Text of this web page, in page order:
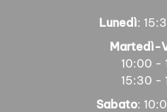
Lunedì:
Martedì-
10:00 -
15:30 -
Sabato: